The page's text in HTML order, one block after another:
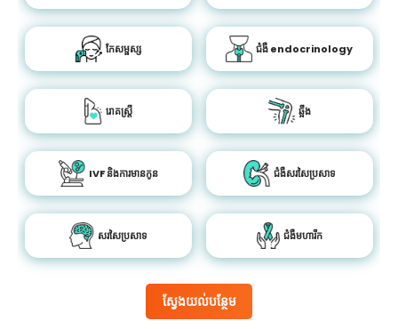
ស្វែងយល់បន្ថែម
កែសម្ផស្ស ជំងឺ endocrinology
រោគស្ត្រី ឆ្អឹង
IVF និងការមានកូន ជំងឺសរសៃប្រសាទ
សរសៃប្រសាទ ជំងឺមហារីក